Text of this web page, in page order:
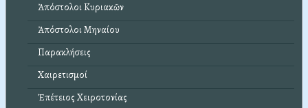
Ἀπόστολοι Κυριακῶν
Ἀπόστολοι Μηναίου
Παρακλήσεις
Χαιρετισμοί
Ἐπέτειος Χειροτονίας